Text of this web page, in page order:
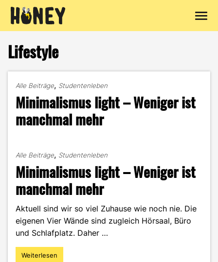
Inhalt
springen
Lifestyle
Alle Beiträge, Studentenleben
Minimalismus light – Weniger ist
manchmal mehr
Alle Beiträge, Studentenleben
Minimalismus light – Weniger ist
manchmal mehr
Aktuell sind wir so viel Zuhause wie noch nie. Die
eigenen Vier Wände sind zugleich Hörsaal, Büro
und Schlafplatz. Daher …
"Minimalismus
Weiterlesen